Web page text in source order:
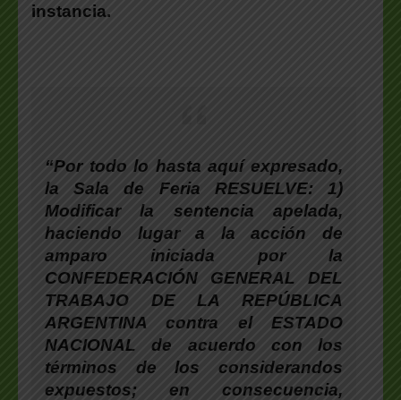
instancia.
“Por todo lo hasta aquí expresado,
la Sala de Feria RESUELVE: 1)
Modificar la sentencia apelada,
haciendo lugar a la acción de
amparo iniciada por la
CONFEDERACIÓN GENERAL DEL
TRABAJO DE LA REPÚBLICA
ARGENTINA contra el ESTADO
NACIONAL de acuerdo con los
términos de los considerandos
expuestos; en consecuencia,